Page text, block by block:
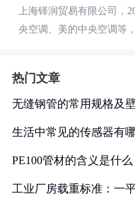
上海铎润贸易有限公司，
央空调、美的中央空调等
热门文章
无缝钢管的常用规格及
生活中常见的传感器有
PE100管材的含义是什么
工业厂房载重标准：一